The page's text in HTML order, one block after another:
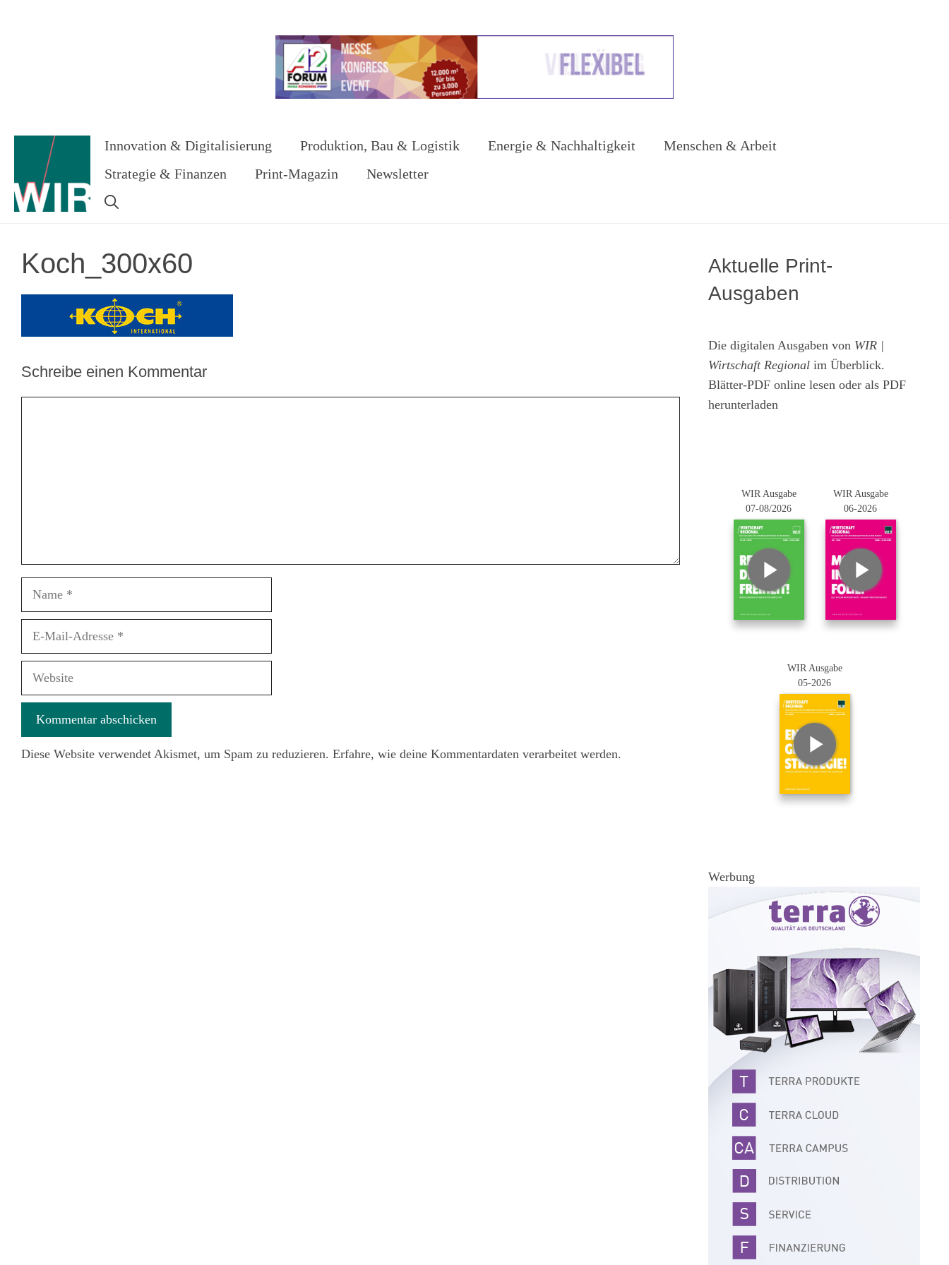
Innovation & Digitalisierung Produktion, Bau & Logistik Energie & Nachhaltigkeit
Menschen & Arbeit
Strategie & Finanzen
Print-Magazin Newsletter
Koch_300x60
Schreibe einen Kommentar
Name
Website
Diese Website verwendet Akismet, um Spam zu reduzieren. Erfahre, wie deine Kommentardaten verarbeitet werden.
Aktuelle Print-
Ausgaben
Die digitalen Ausgaben von WIR |
Wirtschaft Regional im Überblick.
Blätter-PDF online lesen oder als PDF
herunterladen
WIR Ausgabe
07-08/2026
WIR Ausgabe
06-2026
WIR Ausgabe
05-2026
Werbung